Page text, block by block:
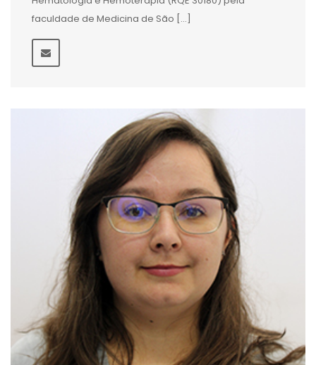
faculdade de Medicina de São […]